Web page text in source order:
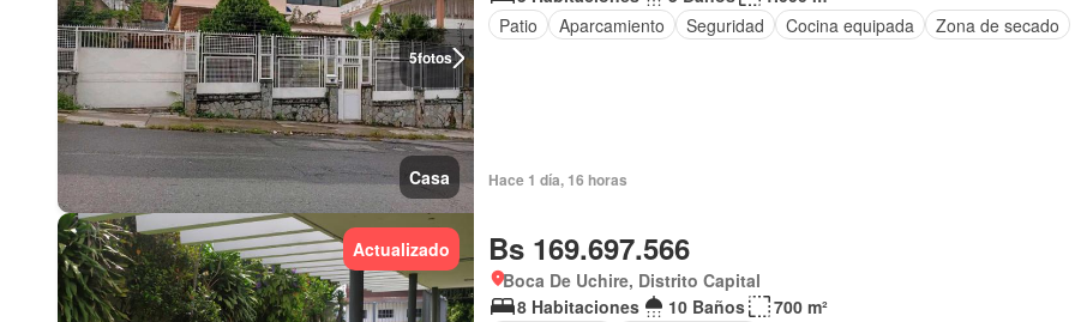
5fotos
Casa
Patio
Aparcamiento Seguridad Cocina equipada Zona de secado
Hace 1 día, 16 horas
Actualizado Bs 169.697.566
Boca De Uchire, Distrito Capital
8 Habitaciones
10 Baños
700 m²